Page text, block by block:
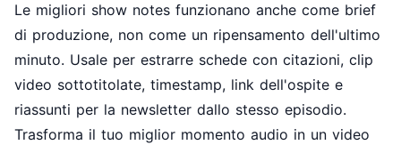
Le migliori show notes funzionano anche come brief
di produzione, non come un ripensamento dell'ultimo
minuto. Usale per estrarre schede con citazioni, clip
video sottotitolate, timestamp, link dell'ospite e
riassunti per la newsletter dallo stesso episodio.
Trasforma il tuo miglior momento audio in un video